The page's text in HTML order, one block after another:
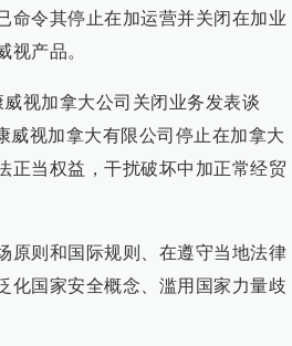
命令其停止在加运营并关闭在加业
视产品。
视加拿大公司关闭业务发表谈
威视加拿大有限公司停止在加拿大
正当权益，干扰破坏中加正常经贸
原则和国际规则、在遵守当地法律
化国家安全概念、滥用国家力量歧